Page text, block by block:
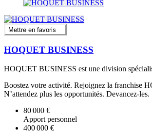
Mettre en favoris
HOQUET BUSINESS
HOQUET BUSINESS est une division
Boostez votre activité. Rejoignez la franchise
N’attendez plus les opportunités. Devancez-les.
80 000 €
Apport personnel
400 000 €